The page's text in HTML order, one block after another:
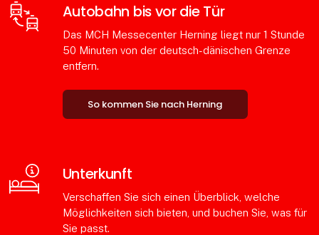
Autobahn bis vor die Tür
Das MCH Messecenter Herning liegt nur 1 Stunde
50 Minuten von der deutsch-dänischen Grenze
entfern.
So kommen Sie nach Herning
Unterkunft
Verschaffen Sie sich einen Überblick, welche
Möglichkeiten sich bieten, und buchen Sie, was für
Sie passt.